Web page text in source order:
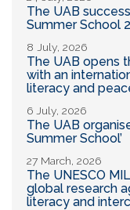
The UAB
Summer School
8 July, 2026
The UAB opens
with an
literacy and
6 July, 2026
The UAB
Summer School’
27 March, 2026
The UNESCO
global research
literacy and